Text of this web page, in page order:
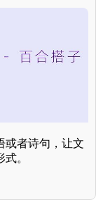
或者诗句，让文
。